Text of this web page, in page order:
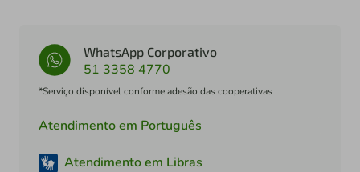
WhatsApp Corporativo
51 3358 4770
*Serviço disponível conforme adesão das cooperativas
Atendimento em Português
Atendimento em Libras